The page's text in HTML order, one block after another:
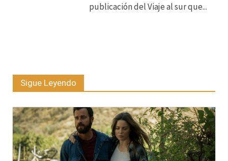
publicación del Viaje al sur que...
Sigue Leyendo